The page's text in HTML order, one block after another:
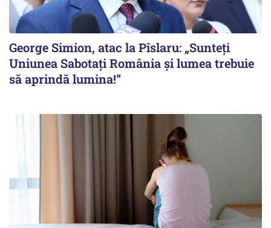
George Simion, atac la Pîslaru: „Sunteți
Uniunea Sabotați România și lumea trebuie
să aprindă lumina!”